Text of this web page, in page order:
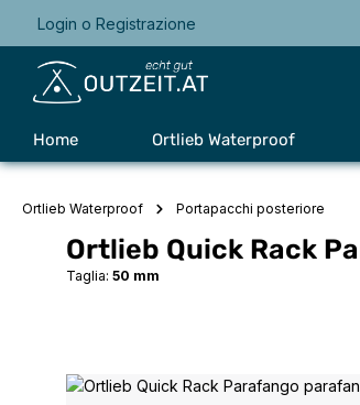
Passa alla navigazione principale
Login o Registrazione
Home Ortlieb Waterproof
Ortlieb Waterproof Portapacchi posteriore
Ortlieb Quick Rack
Taglia: 50 mm
Salta la galleria di immagini